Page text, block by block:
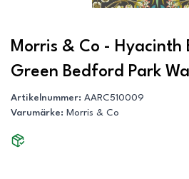
Morris & Co - Hyacinth
Green Bedford Park
Artikelnummer: AARC510009
Varumärke: Morris & Co